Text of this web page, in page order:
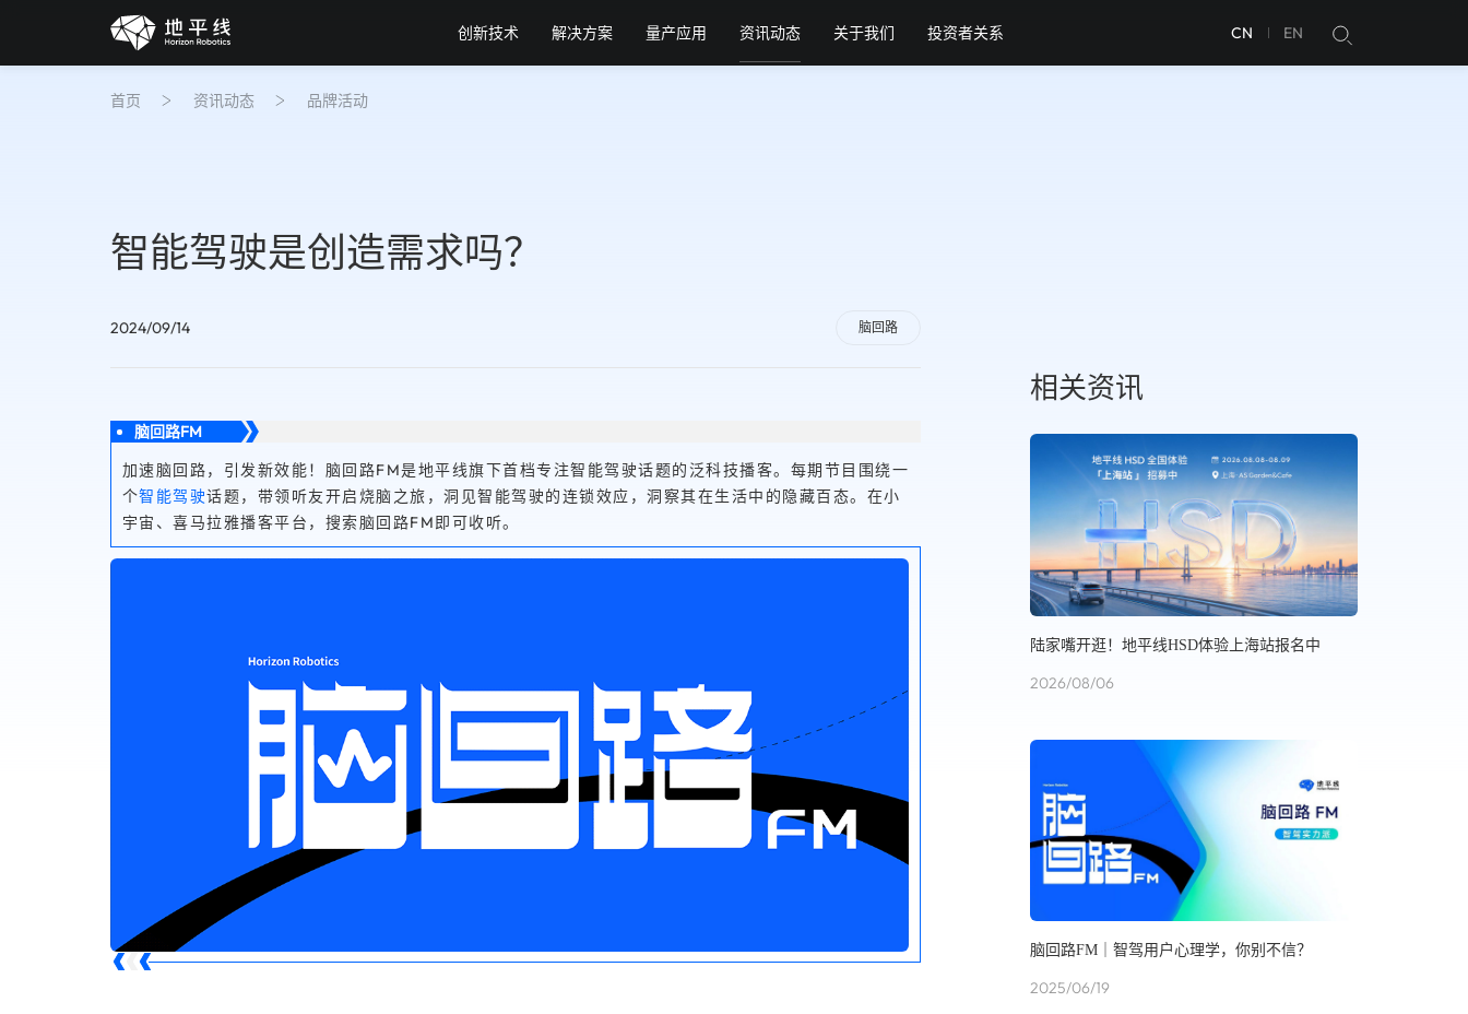
创新技术 解决方案 量产应用 资讯动态 关于我们 投资者关系 CN EN
首页 资讯动态 品牌活动
智能驾驶是创造需求吗？
2024/09/14 脑回路
脑回路FM
加速脑回路，引发新效能！脑回路FM是地平线旗下首档专注智能驾驶话题的泛科技播客。每期节目围绕一
个智能驾驶话题，带领听友开启烧脑之旅，洞见智能驾驶的连锁效应，洞察其在生活中的隐藏百态。在小
宇宙、喜马拉雅播客平台，搜索脑回路FM即可收听。
相关资讯
陆家嘴开逛！地平线HSD体验上海站报名中
2026/08/06
脑回路FM｜智驾用户心理学，你别不信？
2025/06/19